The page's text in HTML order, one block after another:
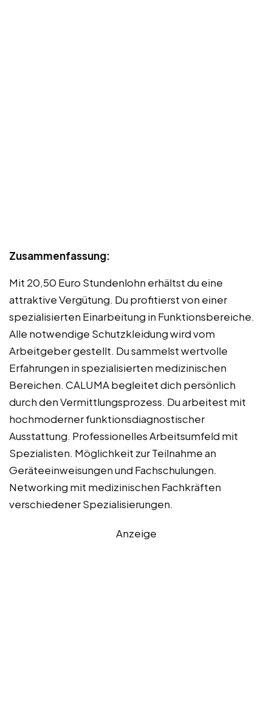
Zusammenfassung:
Mit 20,50 Euro Stundenlohn erhältst du eine
attraktive Vergütung. Du profitierst von einer
spezialisierten Einarbeitung in Funktionsbereiche.
Alle notwendige Schutzkleidung wird vom
Arbeitgeber gestellt. Du sammelst wertvolle
Erfahrungen in spezialisierten medizinischen
Bereichen. CALUMA begleitet dich persönlich
durch den Vermittlungsprozess. Du arbeitest mit
hochmoderner funktionsdiagnostischer
Ausstattung. Professionelles Arbeitsumfeld mit
Spezialisten. Möglichkeit zur Teilnahme an
Geräteeinweisungen und Fachschulungen.
Networking mit medizinischen Fachkräften
verschiedener Spezialisierungen.
Anzeige